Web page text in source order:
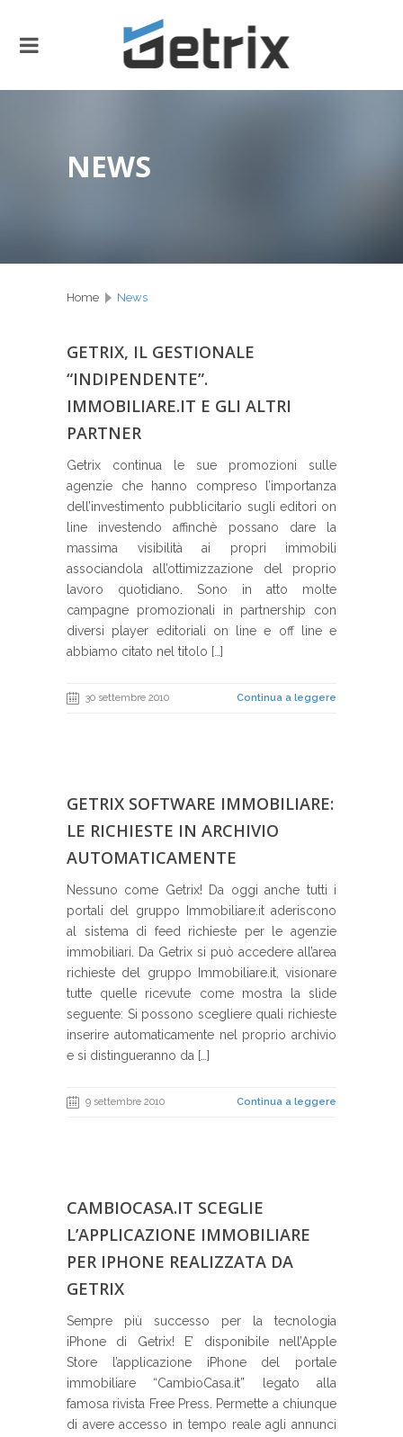
NEWS
Home News
GETRIX, IL GESTIONALE
“INDIPENDENTE”.
IMMOBILIARE.IT E GLI ALTRI
PARTNER
Getrix continua le sue promozioni sulle
agenzie che hanno compreso l’importanza
dell’investimento pubblicitario sugli editori on
line investendo affinchè possano dare la
massima visibilità ai propri immobili
associandola all’ottimizzazione del proprio
lavoro quotidiano. Sono in atto molte
campagne promozionali in partnership con
diversi player editoriali on line e off line e
abbiamo citato nel titolo […]
30 settembre 2010 Continua a leggere
GETRIX SOFTWARE IMMOBILIARE:
LE RICHIESTE IN ARCHIVIO
AUTOMATICAMENTE
Nessuno come Getrix! Da oggi anche tutti i
portali del gruppo Immobiliare.it aderiscono
al sistema di feed richieste per le agenzie
immobiliari. Da Getrix si può accedere all’area
richieste del gruppo Immobiliare.it, visionare
tutte quelle ricevute come mostra la slide
seguente: Si possono scegliere quali richieste
inserire automaticamente nel proprio archivio
e si distingueranno da […]
9 settembre 2010 Continua a leggere
CAMBIOCASA.IT SCEGLIE
L’APPLICAZIONE IMMOBILIARE
PER IPHONE REALIZZATA DA
GETRIX
Sempre più successo per la tecnologia
iPhone di Getrix! E’ disponibile nell’Apple
Store l’applicazione iPhone del portale
immobiliare “CambioCasa.it” legato alla
famosa rivista Free Press. Permette a chiunque
di avere accesso in tempo reale agli annunci